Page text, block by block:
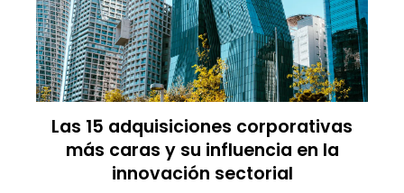
Trinidad y Tobago y la transición
energética con enfoque en justicia
social y desarrollo sostenible